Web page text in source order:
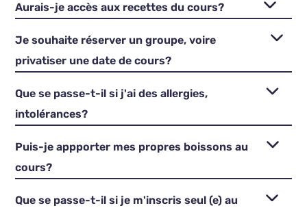
Aurais-je accès aux recettes du cours?
Je souhaite réserver un groupe, voire
privatiser une date de cours?
Que se passe-t-il si j'ai des allergies,
intolérances?
Puis-je appporter mes propres boissons au
cours?
Que se passe-t-il si je m'inscris seul (e) au